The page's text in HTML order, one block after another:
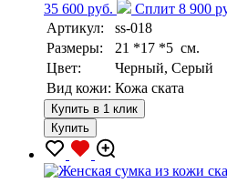
35 600 руб.
Сплит 8 900
Артикул:
ss-018
Размеры:
21 *17 *5 см.
Цвет:
Черный, Серый
Вид кожи: Кожа ската
Купить в 1 клик
Купить